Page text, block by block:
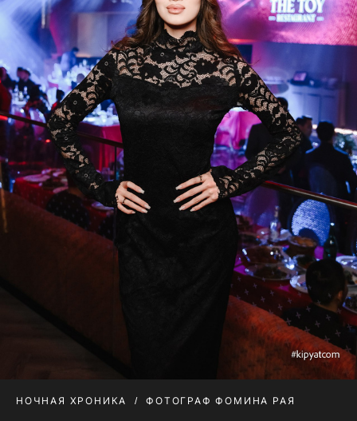
НОЧНАЯ ХРОНИКА ФОТОГРАФ ФОМИНА РАЯ